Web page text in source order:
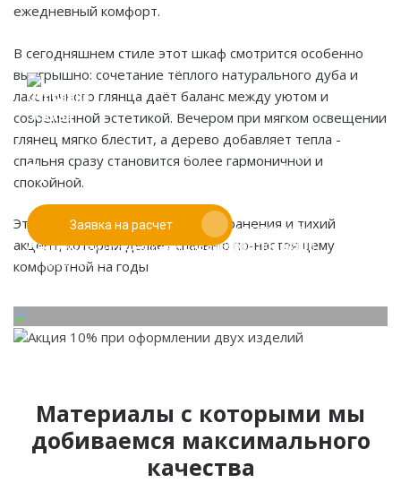
ежедневный комфорт.
В сегодняшнем стиле этот шкаф смотрится особенно
выигрышно: сочетание тёплого натурального дуба и
лаконичного глянца даёт баланс между уютом и
современной эстетикой. Вечером при мягком освещении
глянец мягко блестит, а дерево добавляет тепла -
спальня сразу становится более гармоничной и
спокойной.
Это не просто шкаф. Это центр хранения и тихий
акцент, который делает спальню по-настоящему
комфортной на годы
Если у вас есть эскиз то вы можете отправить его
нам для предварительной оценки
Заявка на расчет
При заказе от двух изделий
Работаем только по индивидуальным проектам.
Адаптируем лучшие идеи дизайнеров под Ваши
потребности.
Материалы с которыми мы
добиваемся максимального
качества